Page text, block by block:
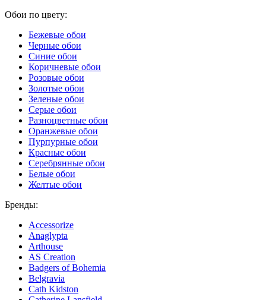
Обои по цвету:
Бежевые обои
Черные обои
Синие обои
Коричневые обои
Розовые обои
Золотые обои
Зеленые обои
Серые обои
Разноцветные обои
Оранжевые обои
Пурпурные обои
Красные обои
Серебрянные обои
Белые обои
Желтые обои
Бренды:
Accessorize
Anaglypta
Arthouse
AS Creation
Badgers of Bohemia
Belgravia
Cath Kidston